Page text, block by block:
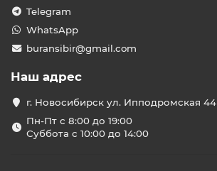
Telegram
WhatsApp
buransibir@gmail.com
Наш адрес
г. Новосибирск ул. Ипподромская 44
Пн-Пт с 8:00 до 19:00
Суббота с 10:00 до 14:00